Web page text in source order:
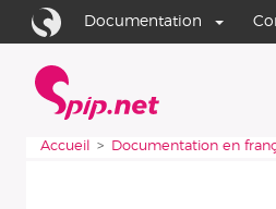
Aller au contenu
Aller à la navigation
Documentation
Vous êtes ici :
Accueil Documentation en